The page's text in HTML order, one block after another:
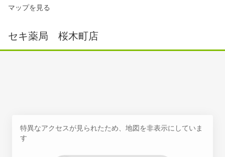
マップを見る
セキ薬局 桜木町店
特異なアクセスが見られたため、地図を非表示にしていま
す